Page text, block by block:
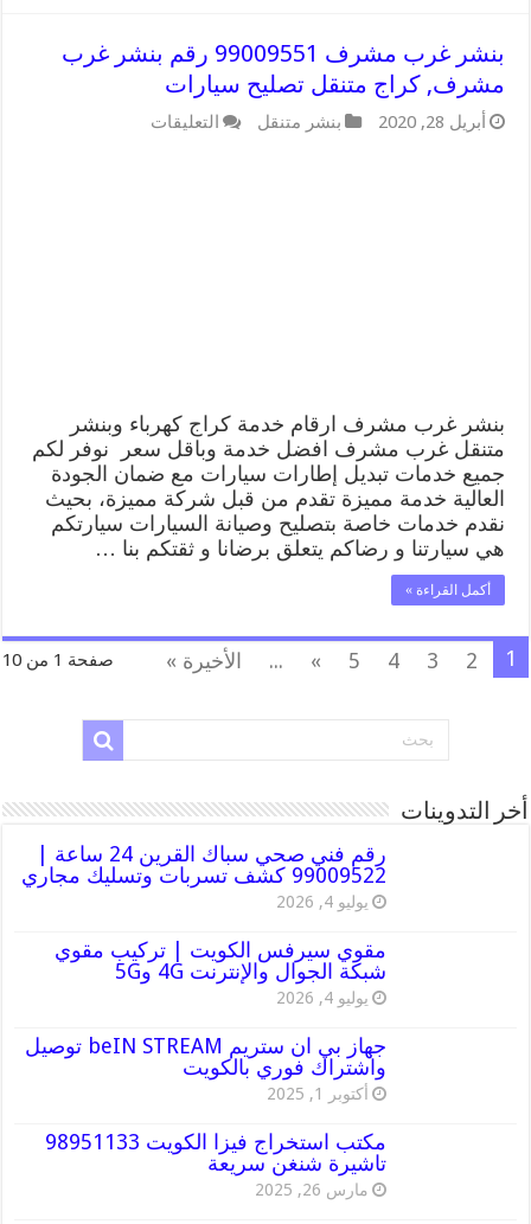
بنشر غرب مشرف 99009551 رقم بنشر غرب
مشرف, كراج متنقل تصليح سيارات
أبريل 28, 2020 بنشر متنقل التعليقات
بنشر غرب مشرف ارقام خدمة كراج كهرباء وبنشر
متنقل غرب مشرف افضل خدمة وباقل سعر نوفر لكم
جميع خدمات تبديل إطارات سيارات مع ضمان الجودة
العالية خدمة مميزة تقدم من قبل شركة مميزة، بحيث
نقدم خدمات خاصة بتصليح وصيانة السيارات سيارتكم
هي سيارتنا و رضاكم يتعلق برضانا و ثقتكم بنا …
أكمل القراءة »
صفحة 1 من 10 1
2
3
4
5
»
... الأخيرة »
أخر التدوينات
رقم فني صحي سباك القرين 24 ساعة |
99009522 كشف تسربات وتسليك مجاري
يوليو 4, 2026
مقوي سيرفس الكويت | تركيب مقوي
شبكة الجوال والإنترنت 4G و5G
يوليو 4, 2026
جهاز بي ان ستريم beIN STREAM توصيل
واشتراك فوري بالكويت
أكتوبر 1, 2025
مكتب استخراج فيزا الكويت 98951133
تاشيرة شنغن سريعة
مارس 26, 2025